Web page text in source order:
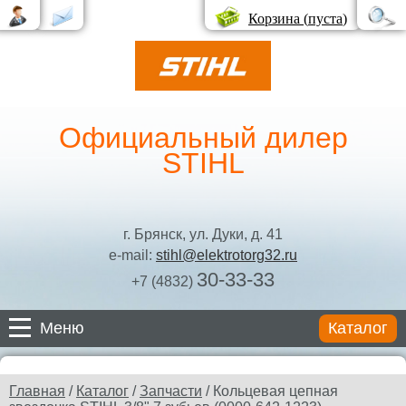
Корзина (пуста)
Официальный дилер
STIHL
г. Брянск, ул. Дуки, д. 41
e-mail: stihl@elektrotorg32.ru
+7 (4832) 30-33-33
Меню Каталог
Каталог
Главная / Каталог / Запчасти / Кольцевая цепная